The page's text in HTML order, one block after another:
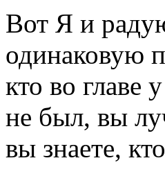
Вот Я и
одинаковую
кто во главе
не был, вы
вы знаете,